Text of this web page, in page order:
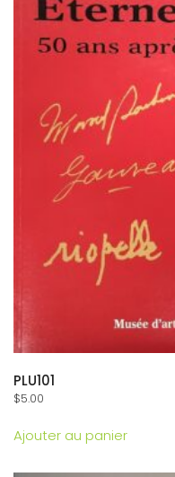
PLU101
$5.00
Ajouter au panier